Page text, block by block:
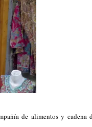
de alimentos y cadena